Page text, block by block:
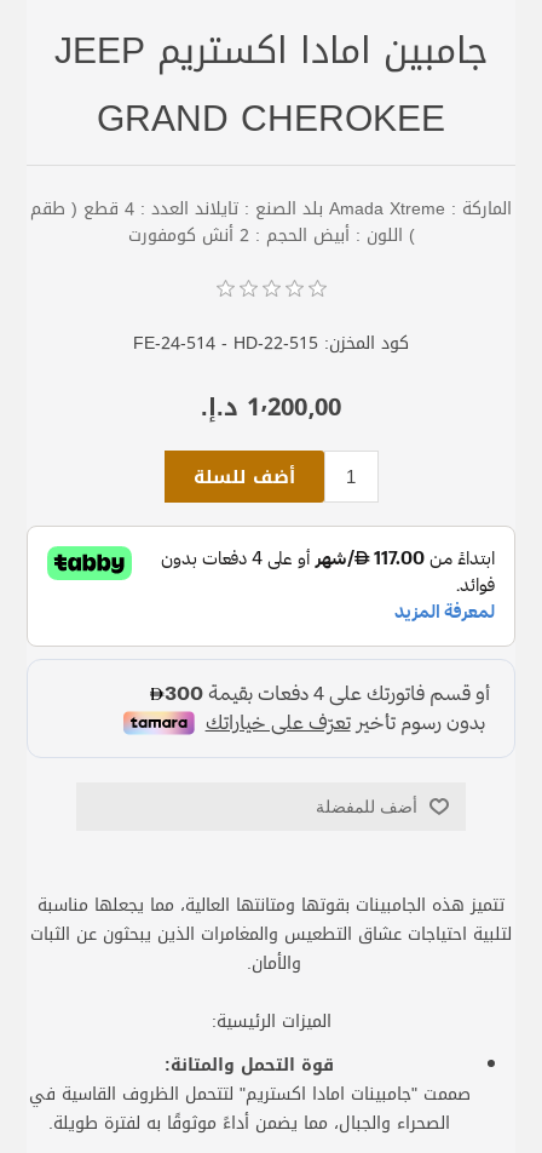
جامبين امادا اكستريم JEEP
GRAND CHEROKEE
الماركة : Amada Xtreme بلد الصنع : تايلاند العدد : 4 قطع ( طقم
) اللون : أبيض الحجم : 2 أنش كومفورت
كود المخزن: FE-24-514 - HD-22-515
1٬200٫00 د.إ.‏
أضف للسلة
أضف للمفضلة
تتميز هذه الجامبينات بقوتها ومتانتها العالية، مما يجعلها مناسبة
لتلبية احتياجات عشاق التطعيس والمغامرات الذين يبحثون عن الثبات
والأمان.
الميزات الرئيسية:
قوة التحمل والمتانة:
صممت "جامبينات امادا اكستريم" لتتحمل الظروف القاسية في
الصحراء والجبال، مما يضمن أداءً موثوقًا به لفترة طويلة.